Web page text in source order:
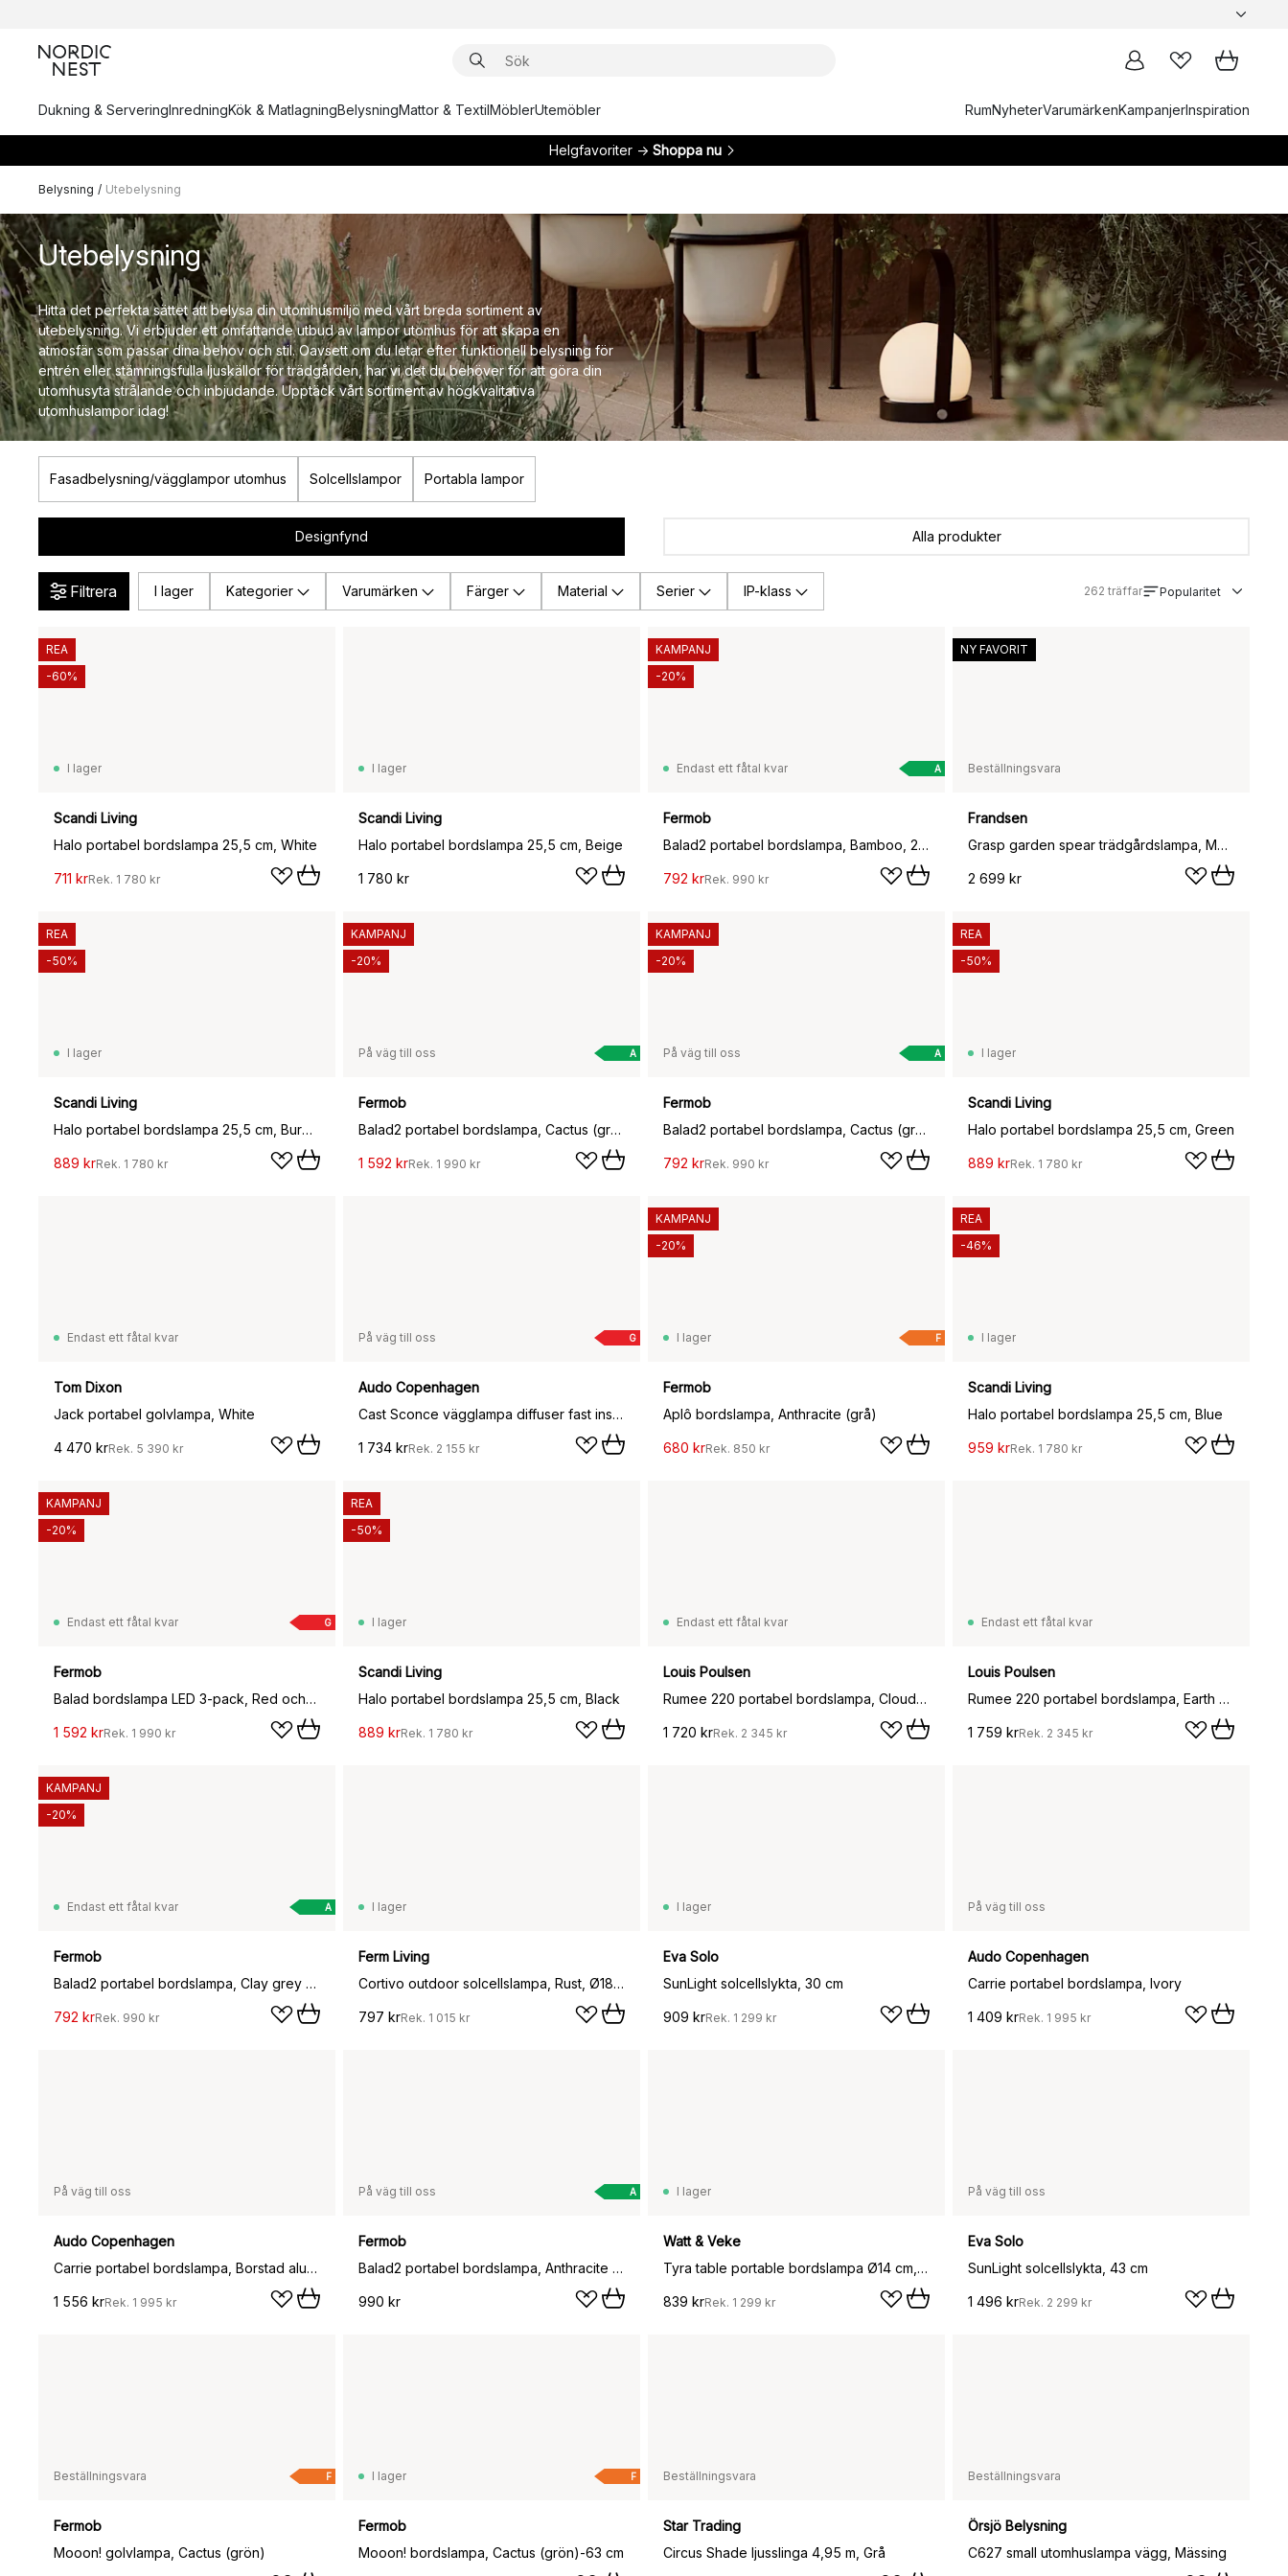
Dukning & ServeringInredningKök & MatlagningBelysningMattor & TextilMöblerUtemöbler RumNyheterVarumärkenKampanjerInspiration
Helgfavoriter → Shoppa nu
Belysning / Utebelysning
Utebelysning
Hitta det perfekta sättet att belysa din utomhusmiljö med vårt breda sortiment av
utebelysning. Vi erbjuder ett omfattande utbud av lampor utomhus för att skapa en
atmosfär som passar dina behov och stil. Oavsett om du letar efter funktionell belysning för
entrén eller stämningsfulla ljuskällor för trädgården, har vi det du behöver för att göra din
utomhusyta strålande och inbjudande. Upptäck vårt sortiment av högkvalitativa
utomhuslampor idag!
Fasadbelysning/vägglampor utomhus Solcellslampor Portabla lampor
Designfynd Alla produkter
Filtrera I lager Kategorier Varumärken Färger Material Serier IP-klass 262 träffar Popularitet
I lager
Scandi Living
Halo portabel bordslampa 25,5 cm, White
711 krRek. 1 780 kr
REA
-60%
I lager
Scandi Living
Halo portabel bordslampa 25,5 cm, Beige
1 780 kr
A
Endast ett fåtal kvar
Fermob
Balad2 portabel bordslampa, Bamboo, 25 cm
792 krRek. 990 kr
KAMPANJ
-20%
Beställningsvara
Frandsen
Grasp garden spear trädgårdslampa, Matt Black, 82 cm
2 699 kr
NY FAVORIT
I lager
Scandi Living
Halo portabel bordslampa 25,5 cm, Burgundy
889 krRek. 1 780 kr
REA
-50%
A
På väg till oss
Fermob
Balad2 portabel bordslampa, Cactus (grön), 38 cm
1 592 krRek. 1 990 kr
KAMPANJ
-20%
A
På väg till oss
Fermob
Balad2 portabel bordslampa, Cactus (grön), 25 cm
792 krRek. 990 kr
KAMPANJ
-20%
I lager
Scandi Living
Halo portabel bordslampa 25,5 cm, Green
889 krRek. 1 780 kr
REA
-50%
Endast ett fåtal kvar
Tom Dixon
Jack portabel golvlampa, White
4 470 krRek. 5 390 kr
G
På väg till oss
Audo Copenhagen
Cast Sconce vägglampa diffuser fast installation, Black
1 734 krRek. 2 155 kr
F
I lager
Fermob
Aplô bordslampa, Anthracite (grå)
680 krRek. 850 kr
KAMPANJ
-20%
I lager
Scandi Living
Halo portabel bordslampa 25,5 cm, Blue
959 krRek. 1 780 kr
REA
-46%
G
Endast ett fåtal kvar
Fermob
Balad bordslampa LED 3-pack, Red ochre (röd)-mini
1 592 krRek. 1 990 kr
KAMPANJ
-20%
I lager
Scandi Living
Halo portabel bordslampa 25,5 cm, Black
889 krRek. 1 780 kr
REA
-50%
Endast ett fåtal kvar
Louis Poulsen
Rumee 220 portabel bordslampa, Cloud White
1 720 krRek. 2 345 kr
Endast ett fåtal kvar
Louis Poulsen
Rumee 220 portabel bordslampa, Earth Grey
1 759 krRek. 2 345 kr
A
Endast ett fåtal kvar
Fermob
Balad2 portabel bordslampa, Clay grey (grå), 25 cm
792 krRek. 990 kr
KAMPANJ
-20%
I lager
Ferm Living
Cortivo outdoor solcellslampa, Rust, Ø18x46 cm
797 krRek. 1 015 kr
I lager
Eva Solo
SunLight solcellslykta, 30 cm
909 krRek. 1 299 kr
På väg till oss
Audo Copenhagen
Carrie portabel bordslampa, Ivory
1 409 krRek. 1 995 kr
På väg till oss
Audo Copenhagen
Carrie portabel bordslampa, Borstad aluminium
1 556 krRek. 1 995 kr
A
På väg till oss
Fermob
Balad2 portabel bordslampa, Anthracite (grå), 25 cm
990 kr
I lager
Watt & Veke
Tyra table portable bordslampa Ø14 cm, Coffee
839 krRek. 1 299 kr
På väg till oss
Eva Solo
SunLight solcellslykta, 43 cm
1 496 krRek. 2 299 kr
F
Beställningsvara
Fermob
Mooon! golvlampa, Cactus (grön)
F
I lager
Fermob
Mooon! bordslampa, Cactus (grön)-63 cm
Beställningsvara
Star Trading
Circus Shade ljusslinga 4,95 m, Grå
Beställningsvara
Örsjö Belysning
C627 small utomhuslampa vägg, Mässing